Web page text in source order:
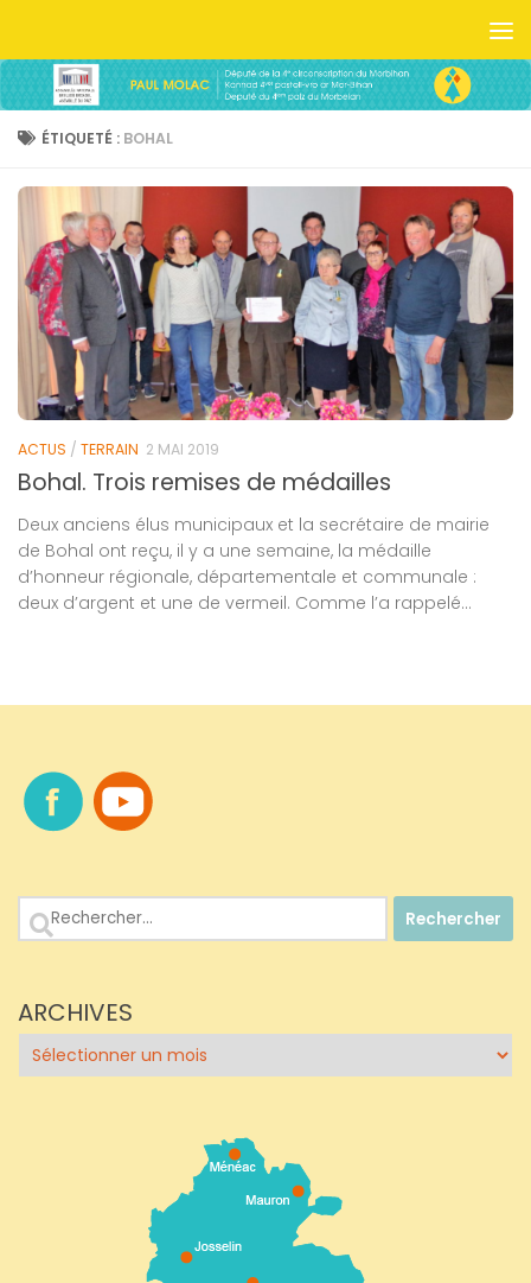
ÉTIQUETÉ : BOHAL
ACTUS / TERRAIN 2 MAI 2019
Bohal. Trois remises de médailles
Deux anciens élus municipaux et la secrétaire de mairie
de Bohal ont reçu, il y a une semaine, la médaille
d’honneur régionale, départementale et communale :
deux d’argent et une de vermeil. Comme l’a rappelé...
Rechercher :
ARCHIVES
Archives